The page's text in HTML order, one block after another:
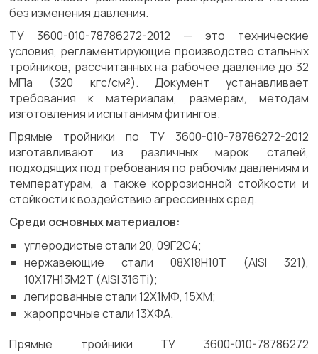
без изменения давления.
ТУ 3600-010-78786272-2012 — это технические
условия, регламентирующие производство стальных
тройников, рассчитанных на рабочее давление до 32
МПа (320 кгс/см²). Документ устанавливает
требования к материалам, размерам, методам
изготовления и испытаниям фитингов.
Прямые тройники по ТУ 3600-010-78786272-2012
изготавливают из различных марок сталей,
подходящих под требования по рабочим давлениям и
температурам, а также коррозионной стойкости и
стойкости к воздействию агрессивных сред.
Среди основных материалов:
углеродистые стали 20, 09Г2С4;
нержавеющие стали 08Х18Н10Т (AISI 321),
10Х17Н13М2Т (AISI 316Ti);
легированные стали 12Х1МФ, 15ХМ;
жаропрочные стали 13ХФА.
Прямые тройники ТУ 3600-010-78786272